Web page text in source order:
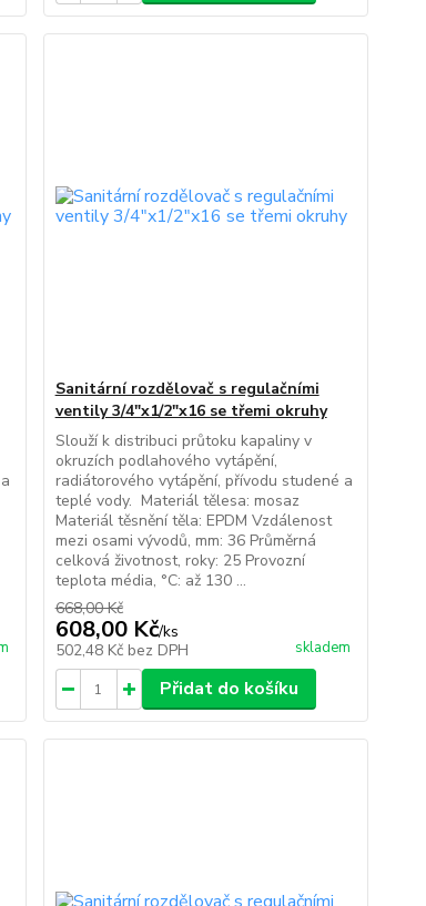
Sanitární rozdělovač s regulačními
ventily 3/4"x1/2"x16 se třemi okruhy
Slouží k distribuci průtoku kapaliny v
okruzích podlahového vytápění,
radiátorového vytápění, přívodu studené a
teplé vody. Materiál tělesa: mosaz
Materiál těsnění těla: EPDM Vzdálenost
mezi osami vývodů, mm: 36 Průměrná
celková životnost, roky: 25 Provozní
teplota média, °C: až 130 ...
668,00 Kč
608,00 Kč/ks
502,48 Kč bez DPH skladem
Přidat do košíku